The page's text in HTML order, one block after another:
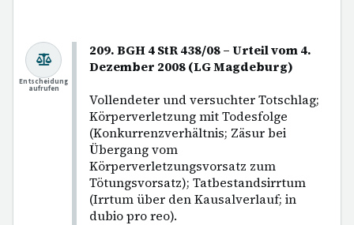
209. BGH 4 StR 438/08 – Urteil vom 4.
Dezember 2008 (LG Magdeburg)
Vollendeter und versuchter Totschlag;
Körperverletzung mit Todesfolge
(Konkurrenzverhältnis; Zäsur bei
Übergang vom
Körperverletzungsvorsatz zum
Tötungsvorsatz); Tatbestandsirrtum
(Irrtum über den Kausalverlauf; in
dubio pro reo).
Entscheidung
aufrufen